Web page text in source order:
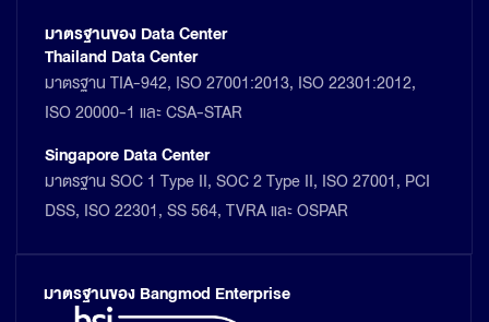
มาตรฐานของ Data Center
Thailand Data Center
มาตรฐาน TIA-942, ISO 27001:2013, ISO 22301:2012,
ISO 20000-1 และ CSA-STAR
Singapore Data Center
มาตรฐาน SOC 1 Type II, SOC 2 Type II, ISO 27001, PCI
DSS, ISO 22301, SS 564, TVRA และ OSPAR
มาตรฐานของ Bangmod Enterprise